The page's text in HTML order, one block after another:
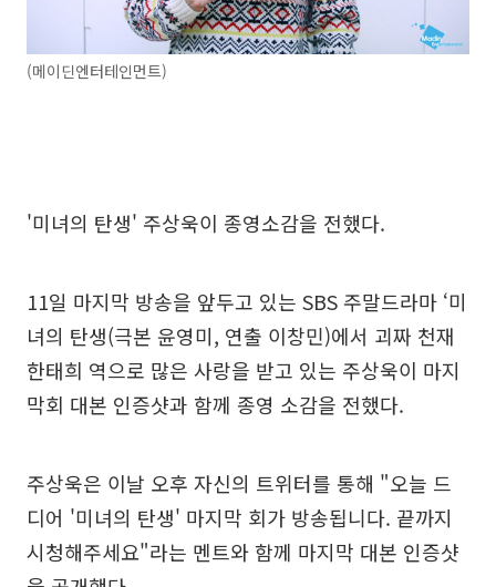
(메이딘엔터테인먼트)
'미녀의 탄생' 주상욱이 종영소감을 전했다.
11일 마지막 방송을 앞두고 있는 SBS 주말드라마 ‘미
녀의 탄생(극본 윤영미, 연출 이창민)에서 괴짜 천재
한태희 역으로 많은 사랑을 받고 있는 주상욱이 마지
막회 대본 인증샷과 함께 종영 소감을 전했다.
주상욱은 이날 오후 자신의 트위터를 통해 "오늘 드
디어 '미녀의 탄생' 마지막 회가 방송됩니다. 끝까지
시청해주세요"라는 멘트와 함께 마지막 대본 인증샷